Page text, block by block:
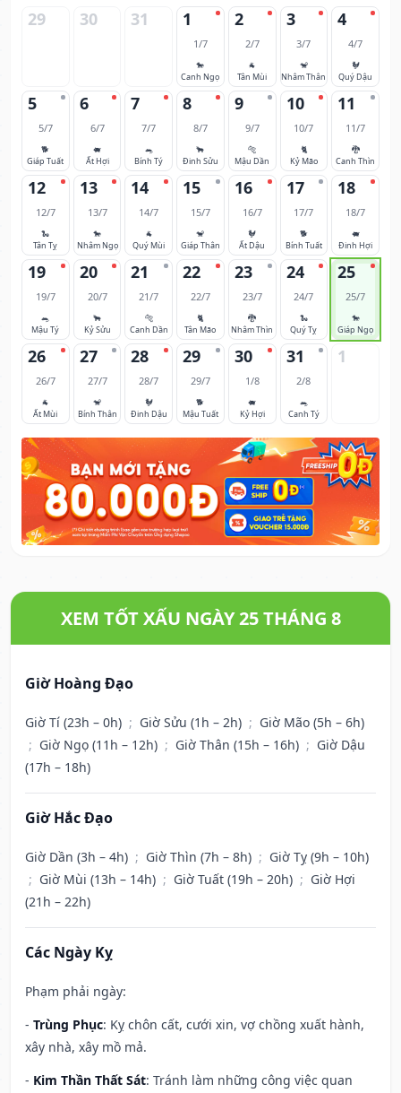
29 30 31 1
1/7
🐎
Canh Ngọ
2
2/7
🐐
Tân Mùi
3
3/7
🐒
Nhâm Thân
4
4/7
🐓
Quý Dậu
5
5/7
🐕
Giáp Tuất
6
6/7
🐖
Ất Hợi
7
7/7
🐀
Bính Tý
8
8/7
🐂
Đinh Sửu
9
9/7
🐅
Mậu Dần
10
10/7
🐈
Kỷ Mão
11
11/7
🐉
Canh Thìn
12
12/7
🐍
Tân Tỵ
13
13/7
🐎
Nhâm Ngọ
14
14/7
🐐
Quý Mùi
15
15/7
🐒
Giáp Thân
16
16/7
🐓
Ất Dậu
17
17/7
🐕
Bính Tuất
18
18/7
🐖
Đinh Hợi
19
19/7
🐀
Mậu Tý
20
20/7
🐂
Kỷ Sửu
21
21/7
🐅
Canh Dần
22
22/7
🐈
Tân Mão
23
23/7
🐉
Nhâm Thìn
24
24/7
🐍
Quý Tỵ
25
25/7
🐎
Giáp Ngọ
26
26/7
🐐
Ất Mùi
27
27/7
🐒
Bính Thân
28
28/7
🐓
Đinh Dậu
29
29/7
🐕
Mậu Tuất
30
1/8
🐖
Kỷ Hợi
31
2/8
🐀
Canh Tý
1
XEM TỐT XẤU NGÀY 25 THÁNG 8
Giờ Hoàng Đạo
Giờ Tí (23h – 0h) ; Giờ Sửu (1h – 2h) ; Giờ Mão (5h – 6h)
; Giờ Ngọ (11h – 12h) ; Giờ Thân (15h – 16h) ; Giờ Dậu
(17h – 18h)
Giờ Hắc Đạo
Giờ Dần (3h – 4h) ; Giờ Thìn (7h – 8h) ; Giờ Tỵ (9h – 10h)
; Giờ Mùi (13h – 14h) ; Giờ Tuất (19h – 20h) ; Giờ Hợi
(21h – 22h)
Các Ngày Kỵ
Phạm phải ngày:
- Trùng Phục: Kỵ chôn cất, cưới xin, vợ chồng xuất hành,
xây nhà, xây mồ mả.
- Kim Thần Thất Sát: Tránh làm những công việc quan